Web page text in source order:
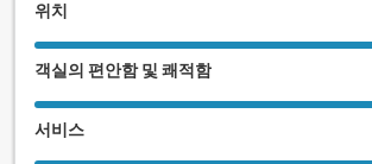
위치
객실의 편안함 및 쾌적함
서비스